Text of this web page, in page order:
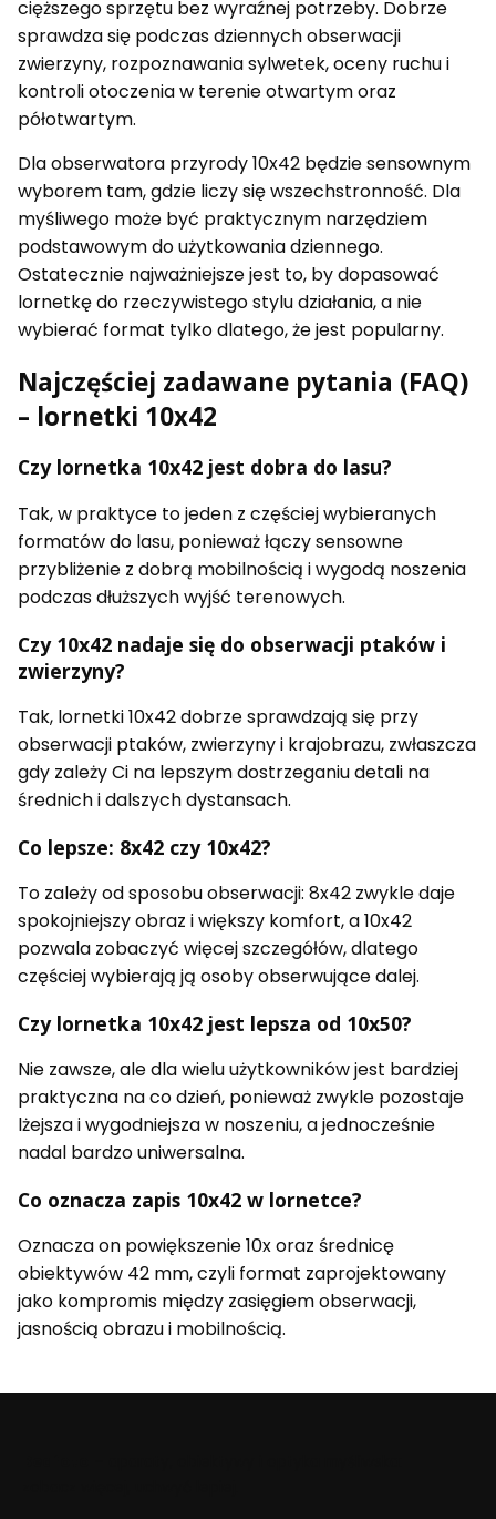
cięższego sprzętu bez wyraźnej potrzeby. Dobrze
sprawdza się podczas dziennych obserwacji
zwierzyny, rozpoznawania sylwetek, oceny ruchu i
kontroli otoczenia w terenie otwartym oraz
półotwartym.
Dla obserwatora przyrody 10x42 będzie sensownym
wyborem tam, gdzie liczy się wszechstronność. Dla
myśliwego może być praktycznym narzędziem
podstawowym do użytkowania dziennego.
Ostatecznie najważniejsze jest to, by dopasować
lornetkę do rzeczywistego stylu działania, a nie
wybierać format tylko dlatego, że jest popularny.
Najczęściej zadawane pytania (FAQ)
– lornetki 10x42
Czy lornetka 10x42 jest dobra do lasu?
Tak, w praktyce to jeden z częściej wybieranych
formatów do lasu, ponieważ łączy sensowne
przybliżenie z dobrą mobilnością i wygodą noszenia
podczas dłuższych wyjść terenowych.
Czy 10x42 nadaje się do obserwacji ptaków i
zwierzyny?
Tak, lornetki 10x42 dobrze sprawdzają się przy
obserwacji ptaków, zwierzyny i krajobrazu, zwłaszcza
gdy zależy Ci na lepszym dostrzeganiu detali na
średnich i dalszych dystansach.
Co lepsze: 8x42 czy 10x42?
To zależy od sposobu obserwacji: 8x42 zwykle daje
spokojniejszy obraz i większy komfort, a 10x42
pozwala zobaczyć więcej szczegółów, dlatego
częściej wybierają ją osoby obserwujące dalej.
Czy lornetka 10x42 jest lepsza od 10x50?
Nie zawsze, ale dla wielu użytkowników jest bardziej
praktyczna na co dzień, ponieważ zwykle pozostaje
lżejsza i wygodniejsza w noszeniu, a jednocześnie
nadal bardzo uniwersalna.
Co oznacza zapis 10x42 w lornetce?
Oznacza on powiększenie 10x oraz średnicę
obiektywów 42 mm, czyli format zaprojektowany
jako kompromis między zasięgiem obserwacji,
jasnością obrazu i mobilnością.